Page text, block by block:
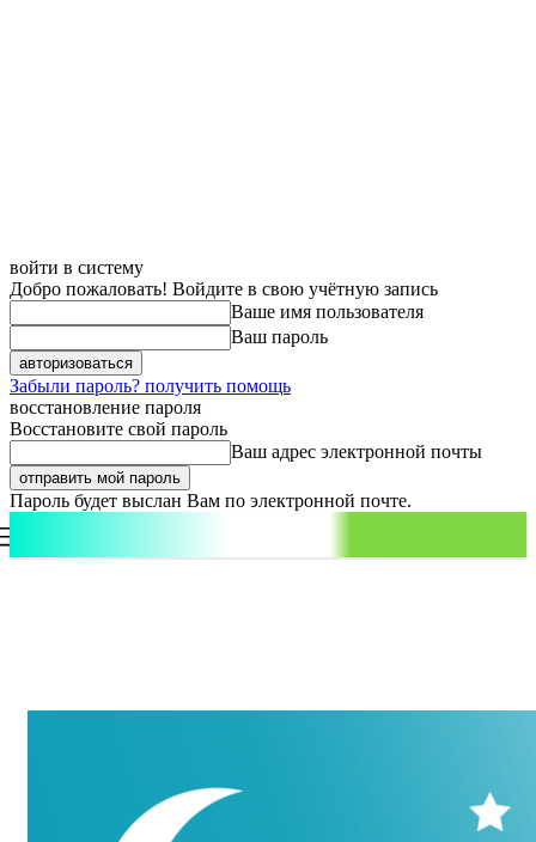
войти в систему
Добро пожаловать! Войдите в свою учётную запись
Ваше имя пользователя
Ваш пароль
Забыли пароль? получить помощь
восстановление пароля
Восстановите свой пароль
Ваш адрес электронной почты
Пароль будет выслан Вам по электронной почте.